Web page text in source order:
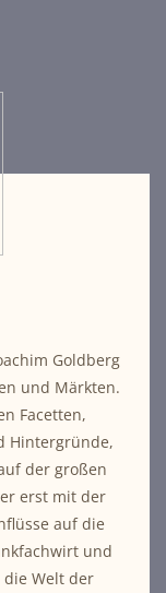
Goldberg
und Märkten.
Facetten,
Hintergründe,
der großen
erst mit der
auf die
und
Welt der